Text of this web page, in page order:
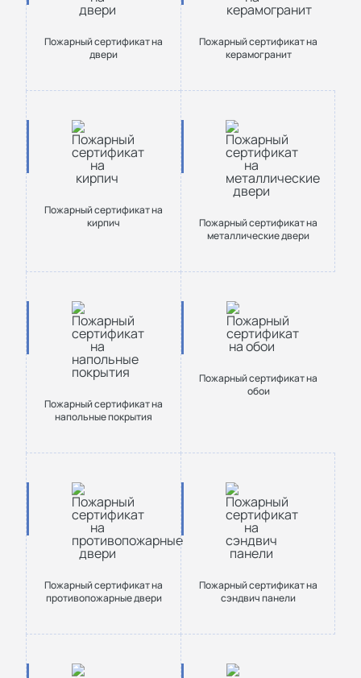
Пожарный сертификат на
двери
Пожарный сертификат на
керамогранит
Пожарный сертификат на
кирпич
Пожарный сертификат на
металлические двери
Пожарный сертификат на
напольные покрытия
Пожарный сертификат на
обои
Пожарный сертификат на
противопожарные двери
Пожарный сертификат на
сэндвич панели